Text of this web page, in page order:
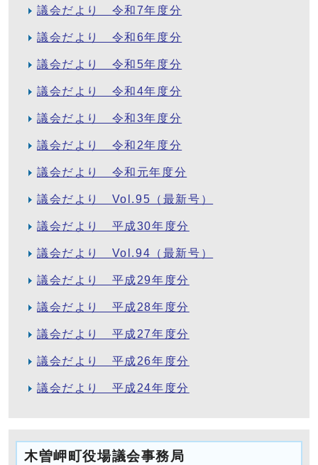
議会だより 令和7年度分
議会だより 令和6年度分
議会だより 令和5年度分
議会だより 令和4年度分
議会だより 令和3年度分
議会だより 令和2年度分
議会だより 令和元年度分
議会だより Vol.95（最新号）
議会だより 平成30年度分
議会だより Vol.94（最新号）
議会だより 平成29年度分
議会だより 平成28年度分
議会だより 平成27年度分
議会だより 平成26年度分
議会だより 平成24年度分
木曽岬町役場議会事務局